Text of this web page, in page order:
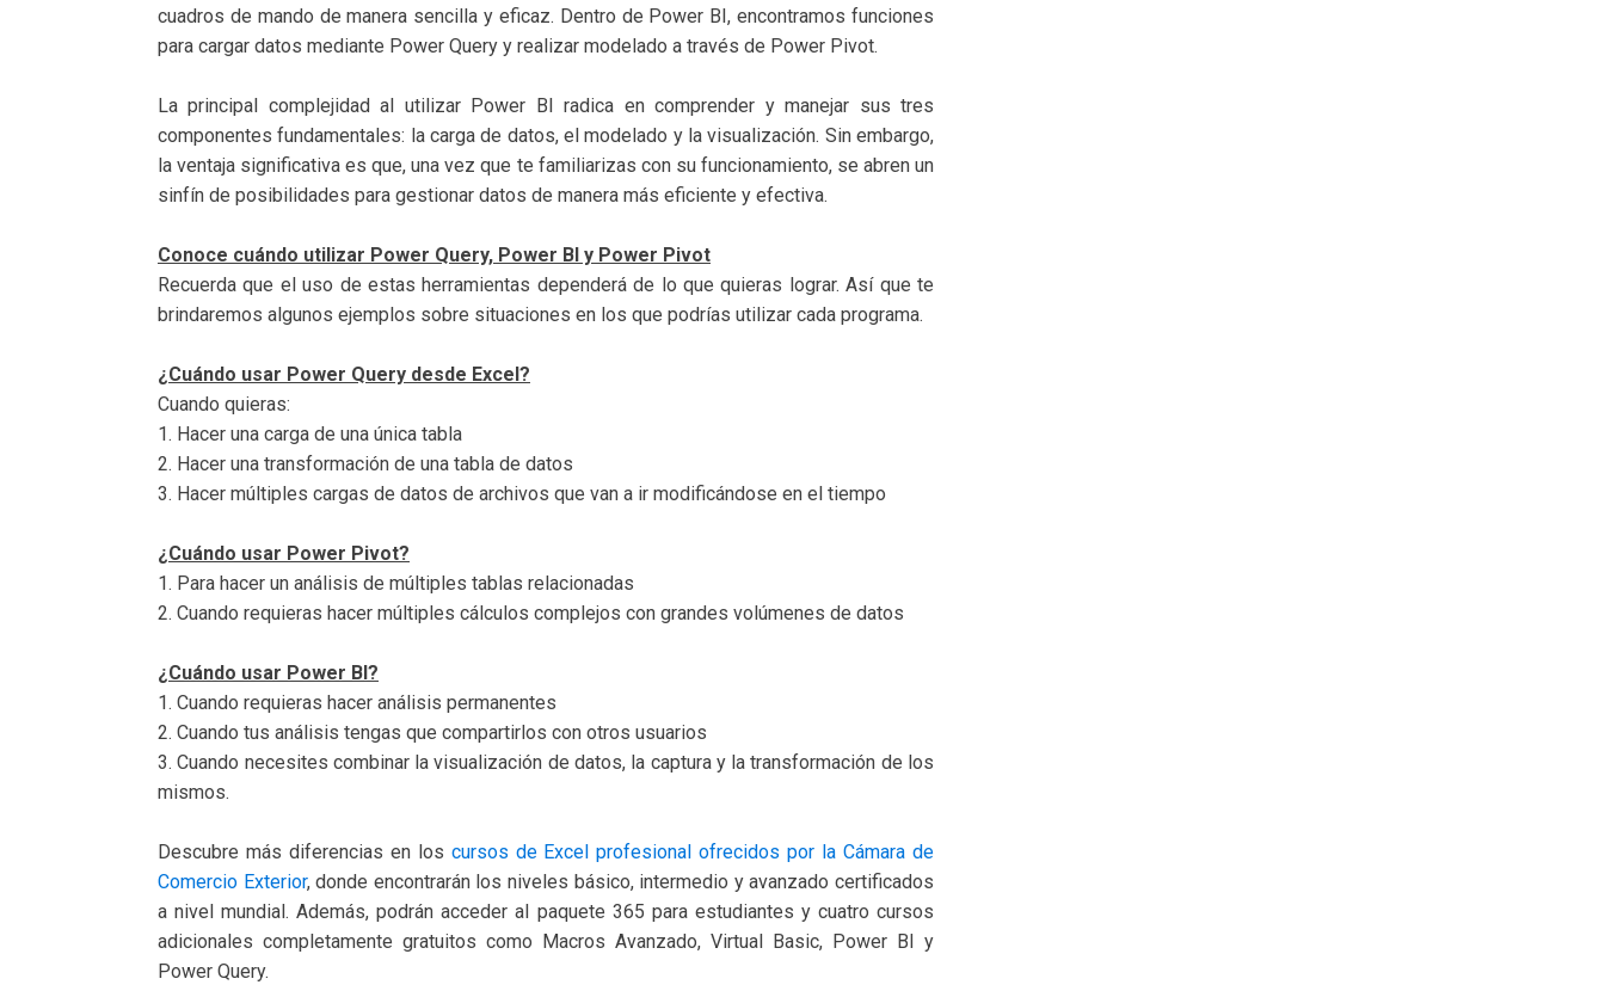
cuadros de mando de manera sencilla y eficaz. Dentro de Power BI, encontramos funciones
para cargar datos mediante Power Query y realizar modelado a través de Power Pivot.
La principal complejidad al utilizar Power BI radica en comprender y manejar sus tres
componentes fundamentales: la carga de datos, el modelado y la visualización. Sin embargo,
la ventaja significativa es que, una vez que te familiarizas con su funcionamiento, se abren un
sinfín de posibilidades para gestionar datos de manera más eficiente y efectiva.
Conoce cuándo utilizar Power Query, Power BI y Power Pivot
Recuerda que el uso de estas herramientas dependerá de lo que quieras lograr. Así que te
brindaremos algunos ejemplos sobre situaciones en los que podrías utilizar cada programa.
¿Cuándo usar Power Query desde Excel?
Cuando quieras:
1. Hacer una carga de una única tabla
2. Hacer una transformación de una tabla de datos
3. Hacer múltiples cargas de datos de archivos que van a ir modificándose en el tiempo
¿Cuándo usar Power Pivot?
1. Para hacer un análisis de múltiples tablas relacionadas
2. Cuando requieras hacer múltiples cálculos complejos con grandes volúmenes de datos
¿Cuándo usar Power BI?
1. Cuando requieras hacer análisis permanentes
2. Cuando tus análisis tengas que compartirlos con otros usuarios
3. Cuando necesites combinar la visualización de datos, la captura y la transformación de los
mismos.
Descubre más diferencias en los cursos de Excel profesional ofrecidos por la Cámara de
Comercio Exterior, donde encontrarán los niveles básico, intermedio y avanzado certificados
a nivel mundial. Además, podrán acceder al paquete 365 para estudiantes y cuatro cursos
adicionales completamente gratuitos como Macros Avanzado, Virtual Basic, Power BI y
Power Query.